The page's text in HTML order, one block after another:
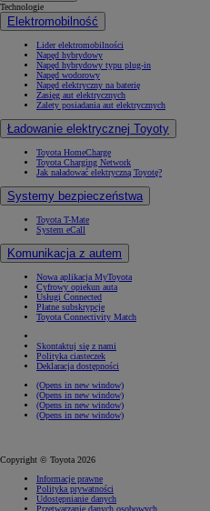
Technologie
Elektromobilność
Lider elektromobilności
Napęd hybrydowy
Napęd hybrydowy typu plug-in
Napęd wodorowy
Napęd elektryczny na baterię
Zasięg aut elektrycznych
Zalety posiadania aut elektrycznych
Ładowanie elektrycznej Toyoty
Toyota HomeCharge
Toyota Charging Network
Jak naładować elektryczną Toyotę?
Systemy bezpieczeństwa
Toyota T-Mate
System eCall
Komunikacja z autem
Nowa aplikacja MyToyota
Cyfrowy opiekun auta
Usługi Connected
Płatne subskrypcje
Toyota Connectivity Match
Skontaktuj się z nami
Polityka ciasteczek
Deklaracja dostępności
(Opens in new window)
(Opens in new window)
(Opens in new window)
(Opens in new window)
Copyright © Toyota 2026
Informacje prawne
Polityka prywatności
Udostępnianie danych
Przetwarzanie danych osobowych